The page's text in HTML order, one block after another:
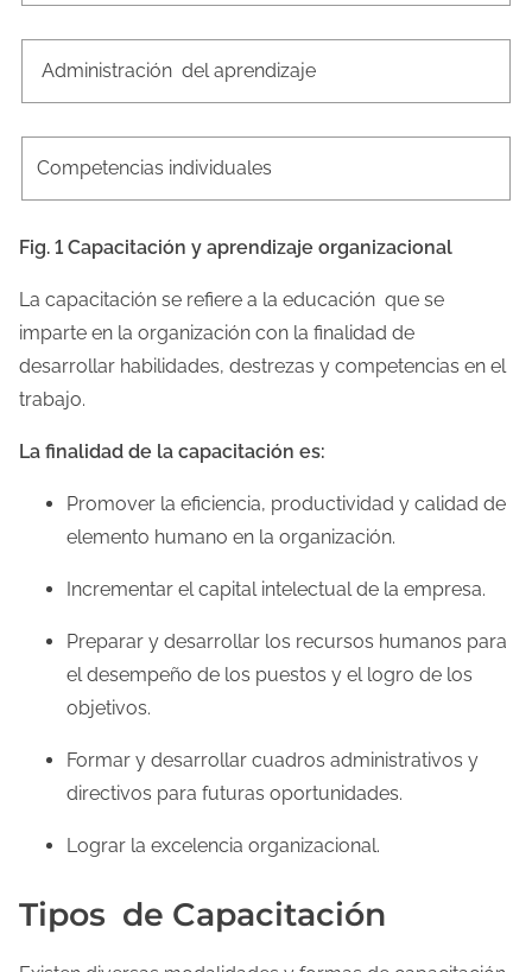
Administración del aprendizaje
Competencias individuales
Fig. 1 Capacitación y aprendizaje organizacional
La capacitación se refiere a la educación que se
imparte en la organización con la finalidad de
desarrollar habilidades, destrezas y competencias en el
trabajo.
La finalidad de la capacitación es:
Promover la eficiencia, productividad y calidad de
elemento humano en la organización.
Incrementar el capital intelectual de la empresa.
Preparar y desarrollar los recursos humanos para
el desempeño de los puestos y el logro de los
objetivos.
Formar y desarrollar cuadros administrativos y
directivos para futuras oportunidades.
Lograr la excelencia organizacional.
Tipos de Capacitación